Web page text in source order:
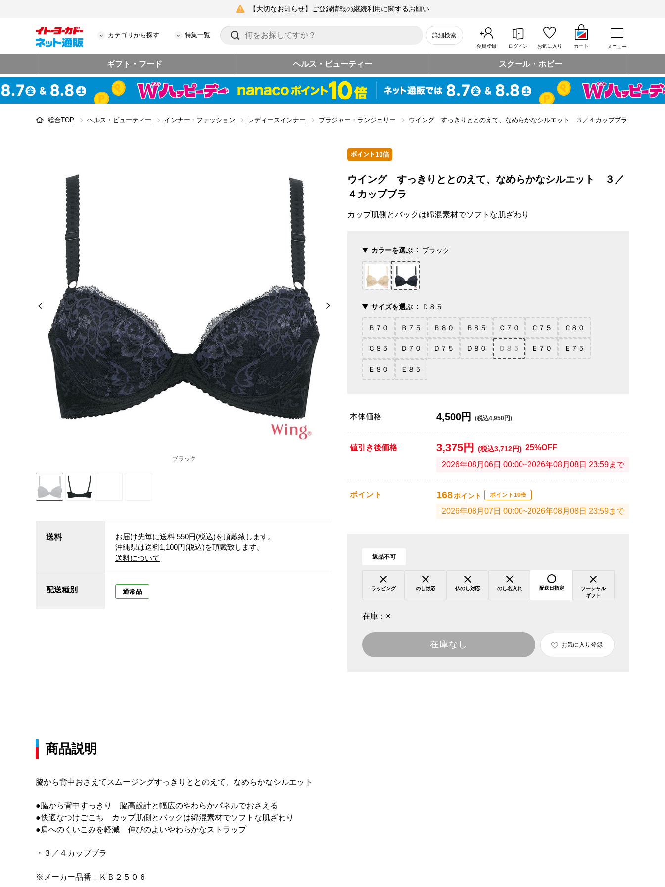
【大切なお知らせ】ご登録情報の継続利用に関するお願い
カテゴリから探す 特集一覧 詳細検索
会員登録 ログイン お気に入り カート メニュー
ギフト・フード ヘルス・ビューティー スクール・ホビー
総合TOP ヘルス・ビューティー インナー・ファッション レディースインナー ブラジャー・ランジェリー ウイング すっきりととのえて、なめらかなシルエット ３／４カップブラ
ブラック
送料 お届け先毎に送料 550円(税込)を頂戴致します。
沖縄県は送料1,100円(税込)を頂戴致します。
送料について
配送種別 通常品
ウイング すっきりととのえて、なめらかなシルエット ３／
４カップブラ
カップ肌側とバックは綿混素材でソフトな肌ざわり
カラーを選ぶ ブラック
サイズを選ぶ Ｄ８５
Ｂ７０ Ｂ７５ Ｂ８０ Ｂ８５ Ｃ７０ Ｃ７５ Ｃ８０
Ｃ８５ Ｄ７０ Ｄ７５ Ｄ８０ Ｄ８５ Ｅ７０ Ｅ７５
Ｅ８０ Ｅ８５
本体価格 4,500円 (税込4,950円)
値引き後価格 3,375円 (税込3,712円) 25%OFF
2026年08月06日 00:00~2026年08月08日 23:59まで
ポイント 168ポイント ポイント10倍
2026年08月07日 00:00~2026年08月08日 23:59まで
返品不可
ラッピング のし対応 仏のし対応 のし名入れ 配送日指定
ソーシャル
ギフト
在庫： ×
在庫なし お気に入り登録
商品説明
脇から背中おさえてスムージングすっきりととのえて、なめらかなシルエット
●脇から背中すっきり 脇高設計と幅広のやわらかパネルでおさえる
●快適なつけごこち カップ肌側とバックは綿混素材でソフトな肌ざわり
●肩へのくいこみを軽減 伸びのよいやわらかなストラップ
・３／４カップブラ
※メーカー品番：ＫＢ２５０６